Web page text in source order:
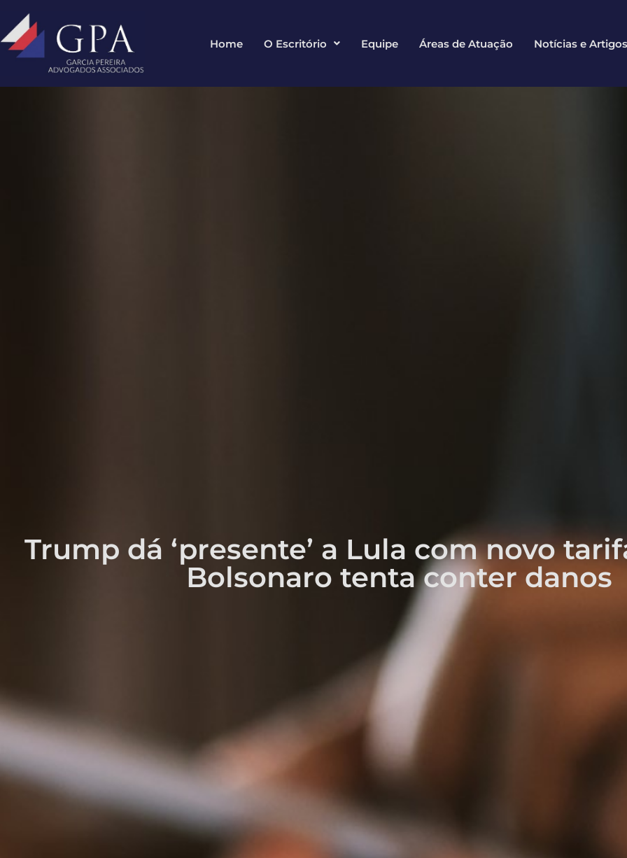
Home O Escritório Equipe Áreas de Atuação Notícias e Artigos
Trump dá ‘presente’ a Lula com novo
Bolsonaro tenta conter danos